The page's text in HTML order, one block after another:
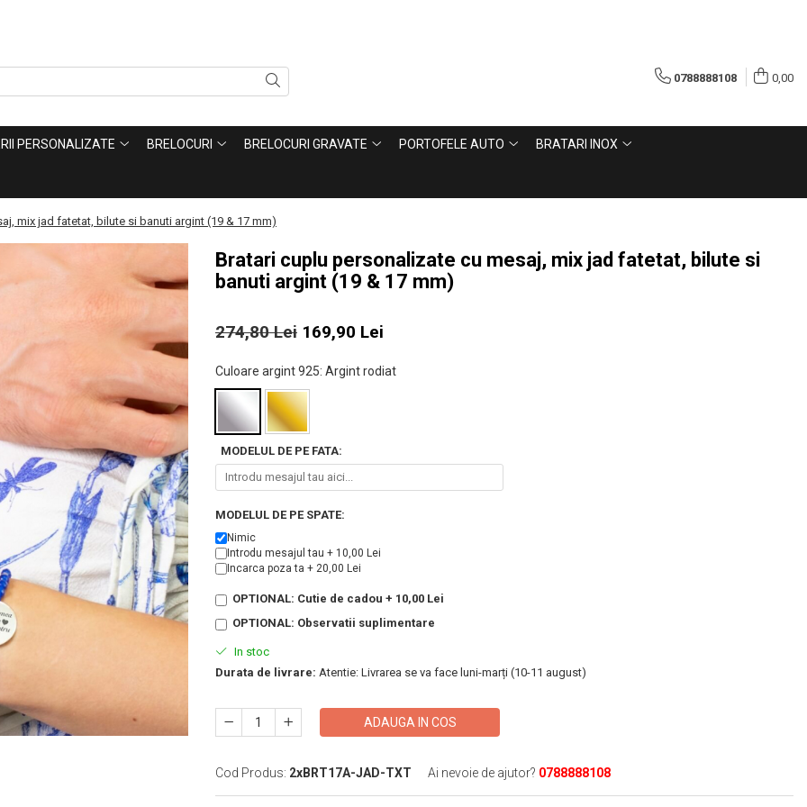
0788888108 0,00
PERSONALIZATE BRELOCURI BRELOCURI GRAVATE PORTOFELE AUTO BRATARI INOX
mix jad fatetat, bilute si banuti argint (19 & 17 mm)
Bratari cuplu personalizate cu mesaj, mix jad fatetat, bilute si
banuti argint (19 & 17 mm)
274,80 Lei 169,90 Lei
Culoare argint 925: Argint rodiat
MODELUL DE PE FATA:
MODELUL DE PE SPATE:
Nimic
Introdu mesajul tau + 10,00 Lei
Incarca poza ta + 20,00 Lei
OPTIONAL: Cutie de cadou + 10,00 Lei
OPTIONAL: Observatii suplimentare
In stoc
Durata de livrare: Atentie: Livrarea se va face luni-marți (10-11 august)
ADAUGA IN COS
Cod Produs: 2xBRT17A-JAD-TXT Ai nevoie de ajutor? 0788888108